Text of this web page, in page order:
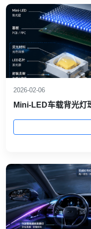
2026-02-06
Mini‑LED车载背光灯